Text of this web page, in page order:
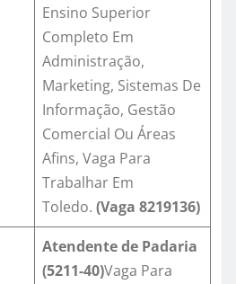
Ensino Superior
Completo Em
Administração,
Marketing, Sistemas De
Informação, Gestão
Comercial Ou Áreas
Afins, Vaga Para
Trabalhar Em
Toledo. (Vaga 8219136)
Atendente de Padaria
(5211-40)Vaga Para